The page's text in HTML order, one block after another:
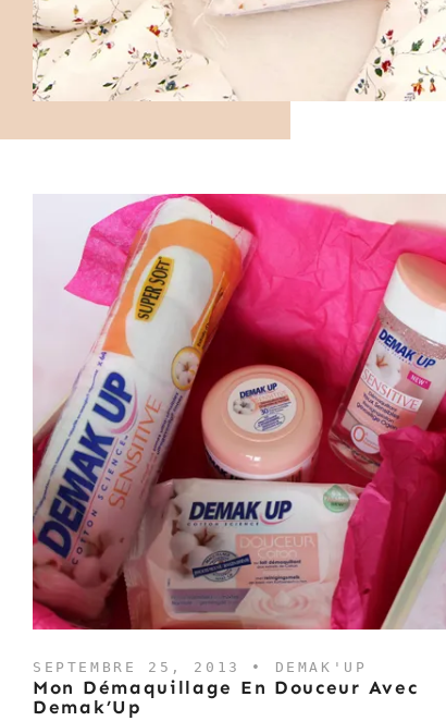
SEPTEMBRE 25, 2013 • DEMAK'UP
Mon Démaquillage En Douceur Avec
Demak’Up